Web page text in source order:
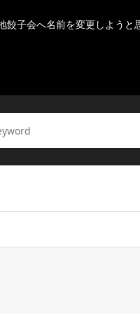
餃子会へ名前を変更しよう